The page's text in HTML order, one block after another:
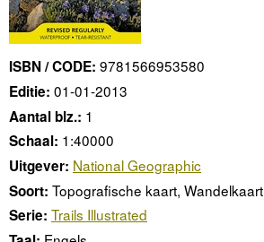
ISBN / CODE: 9781566953580
Editie: 01-01-2013
Aantal blz.: 1
Schaal: 1:40000
Uitgever: National Geographic
Soort: Topografische kaart, Wandelkaart
Serie: Trails Illustrated